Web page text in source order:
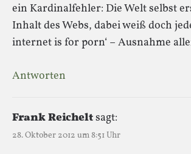
ein Kardinalfehler: Die Welt selbst
Inhalt des Webs, dabei weiß doch
internet is for porn‘ – Ausnahme
Antworten
Frank Reicheltsagt:
28. Oktober 2012 um 8:51 Uhr